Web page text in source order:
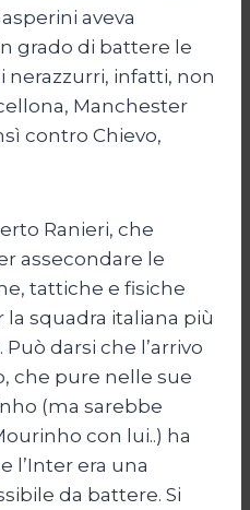
aveva
grado di battere le
nerazzurri, infatti, non
Manchester
contro Chievo,
Ranieri, che
assecondare le
tattiche e fisiche
la squadra italiana più
darsi che l’arrivo
che pure nelle sue
(ma sarebbe
con lui..) ha
l’Inter era una
da battere. Si